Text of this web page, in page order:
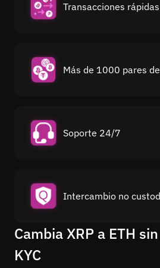
Transacciones rápidas
Más de 1000 pares
Soporte 24/7
Intercambio no
Cambia XRP a ETH
KYC